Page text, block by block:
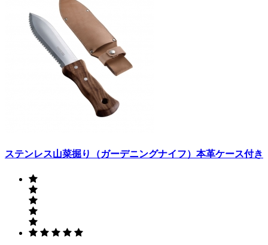
ステンレス山菜掘り（ガーデニングナイフ）本革ケース付き